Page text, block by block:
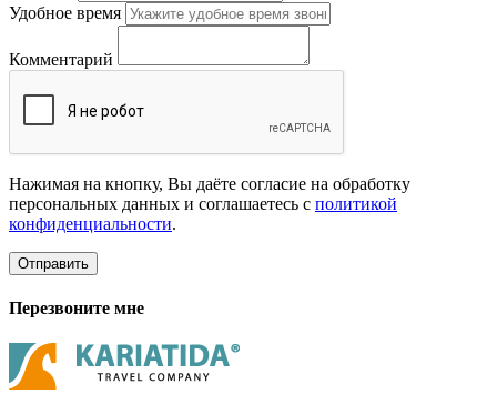
Удобное время
Комментарий
Нажимая на кнопку, Вы даёте согласие на обработку
персональных данных и соглашаетесь с политикой
конфиденциальности.
Отправить
Перезвоните мне